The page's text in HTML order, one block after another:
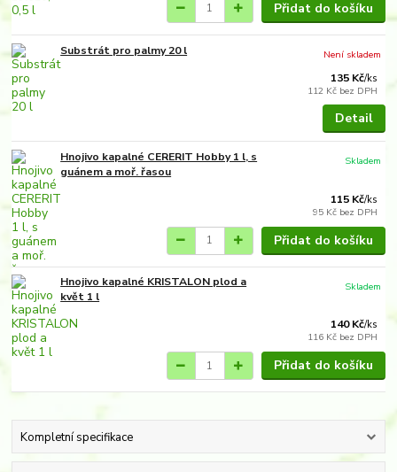
Přidat do košíku
Substrát pro palmy 20 l
135 Kč/ks
112 Kč bez DPH
Není skladem
Detail
Hnojivo kapalné CERERIT Hobby 1 l, s
guánem a moř. řasou
115 Kč/ks
95 Kč bez DPH
Skladem
Přidat do košíku
Hnojivo kapalné KRISTALON plod a
květ 1 l
140 Kč/ks
116 Kč bez DPH
Skladem
Přidat do košíku
Kompletní specifikace